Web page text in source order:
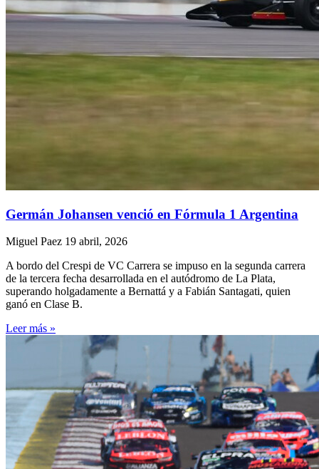
Germán Johansen venció en Fórmula 1 Argentina
Miguel Paez 19 abril, 2026
A bordo del Crespi de VC Carrera se impuso en la segunda carrera
de la tercera fecha desarrollada en el autódromo de La Plata,
superando holgadamente a Bernattá y a Fabián Santagati, quien
ganó en Clase B.
Leer más »